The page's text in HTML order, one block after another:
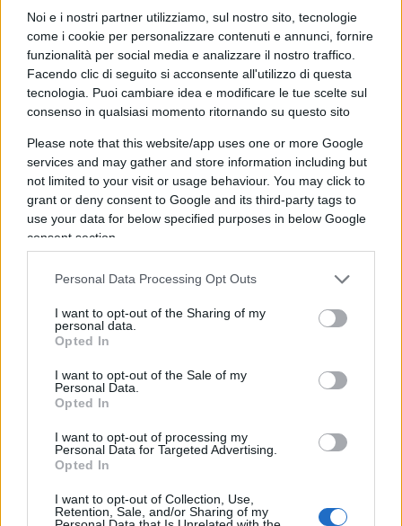
Noi e i nostri partner utilizziamo, sul nostro sito, tecnologie
come i cookie per personalizzare contenuti e annunci, fornire
funzionalità per social media e analizzare il nostro traffico.
Facendo clic di seguito si acconsente all'utilizzo di questa
tecnologia. Puoi cambiare idea e modificare le tue scelte sul
consenso in qualsiasi momento ritornando su questo sito
Please note that this website/app uses one or more Google
services and may gather and store information including but
not limited to your visit or usage behaviour. You may click to
grant or deny consent to Google and its third-party tags to
use your data for below specified purposes in below Google
consent section.
Personal Data Processing Opt Outs
I want to opt-out of the Sharing of my
personal data.
Opted In
I want to opt-out of the Sale of my
Personal Data.
Opted In
I want to opt-out of processing my
Personal Data for Targeted Advertising.
Opted In
I want to opt-out of Collection, Use,
Retention, Sale, and/or Sharing of my
un modello cooperativo ma senza il censimento,
Santa Cruz e altre quattro città continuano a
riempirsi di persone ma senza ricevere i soldi per
soddisfare le loro richieste.
2) In secondo luogo,la rappresentanza politica
Più popolazione censita vuole dire più
parlamentari. Santa Cruz otterrebbe più
censimento, ecco perché non l’hanno fatto
adesso, anche se era tutto pronto.
La data era
già stata fissata per il 16 novembre
generali si terranno nel 2025 e il governo non
vuole applicare la nuova distribuzione dei seggi,
perché a Santa Cruz ha una maggioranza di
opposizione.
Oggi, la novità è la violenza promossa dal governo